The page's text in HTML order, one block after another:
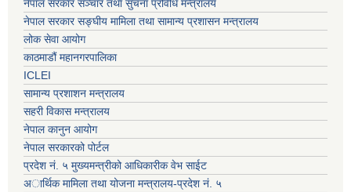
नेपाल सरकार सञ्चार तथा सुचना प्रविधि मन्त्रालय
नेपाल सरकार सङ्घीय मामिला तथा सामान्य प्रशासन मन्त्रालय
लोक सेवा आयोग
काठमाडौं महानगरपालिका
ICLEI
सामान्य प्रशाशन मन्त्रालय
सहरी विकास मन्त्रालय
नेपाल कानुन आयोग
नेपाल सरकारको पोर्टल
प्रदेश नं. ५ मुख्यमन्त्रीको आधिकारीक वेभ साईट
अार्थिक मामिला तथा योजना मन्त्रालय-प्रदेश नं. ५